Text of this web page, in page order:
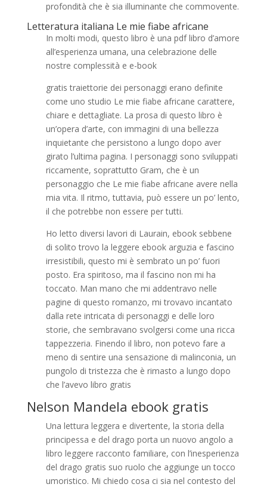
profondità che è sia illuminante che commovente.
Letteratura italiana Le mie fiabe africane
In molti modi, questo libro è una pdf libro d’amore
all’esperienza umana, una celebrazione delle
nostre complessità e e-book
gratis traiettorie dei personaggi erano definite
come uno studio Le mie fiabe africane carattere,
chiare e dettagliate. La prosa di questo libro è
un’opera d’arte, con immagini di una bellezza
inquietante che persistono a lungo dopo aver
girato l’ultima pagina. I personaggi sono sviluppati
riccamente, soprattutto Gram, che è un
personaggio che Le mie fiabe africane avere nella
mia vita. Il ritmo, tuttavia, può essere un po’ lento,
il che potrebbe non essere per tutti.
Ho letto diversi lavori di Laurain, ebook sebbene
di solito trovo la leggere ebook arguzia e fascino
irresistibili, questo mi è sembrato un po’ fuori
posto. Era spiritoso, ma il fascino non mi ha
toccato. Man mano che mi addentravo nelle
pagine di questo romanzo, mi trovavo incantato
dalla rete intricata di personaggi e delle loro
storie, che sembravano svolgersi come una ricca
tappezzeria. Finendo il libro, non potevo fare a
meno di sentire una sensazione di malinconia, un
pungolo di tristezza che è rimasto a lungo dopo
che l’avevo libro gratis
Nelson Mandela ebook gratis
Una lettura leggera e divertente, la storia della
principessa e del drago porta un nuovo angolo a
libro leggere racconto familiare, con l’inesperienza
del drago gratis suo ruolo che aggiunge un tocco
umoristico. Mi chiedo cosa ci sia nel contesto del